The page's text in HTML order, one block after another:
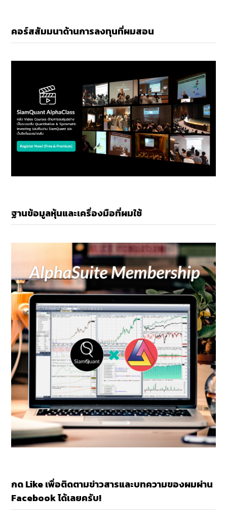
คอร์สสัมมนาด้านการลงทุนที่ผมสอน
ฐานข้อมูลหุ้นและเครื่องมือที่ผมใช้
กด Like เพื่อติดตามข่าวสารและบทความของผมผ่าน
Facebook ได้เลยครับ!